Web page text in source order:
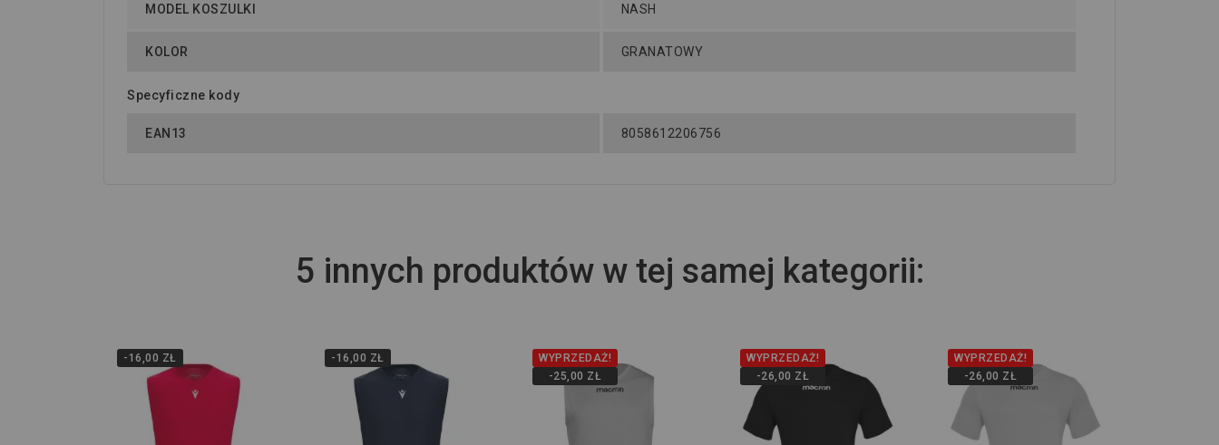
MODEL KOSZULKI NASH
KOLOR GRANATOWY
Specyficzne kody
EAN13 8058612206756
5 innych produktów w tej samej kategorii:
-16,00 ZŁ -16,00 ZŁ
WYPRZEDAŻ!
-25,00 ZŁ
WYPRZEDAŻ!
-26,00 ZŁ
WYPRZEDAŻ!
-26,00 ZŁ